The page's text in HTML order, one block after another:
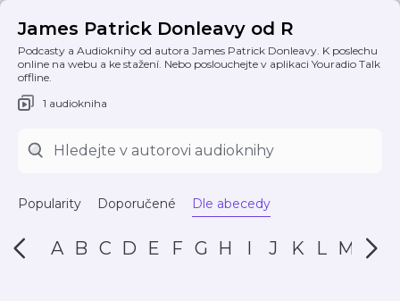
James Patrick Donleavy od R
Podcasty a Audioknihy od autora James Patrick Donleavy. K poslechu
online na webu a ke stažení. Nebo poslouchejte v aplikaci Youradio Talk
offline.
1 audiokniha
Popularity Doporučené Dle abecedy
A B C D E F G H I J K L M N